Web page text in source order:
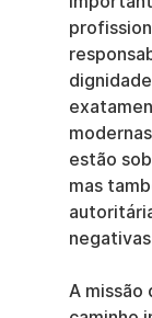
estão
mas
A missão